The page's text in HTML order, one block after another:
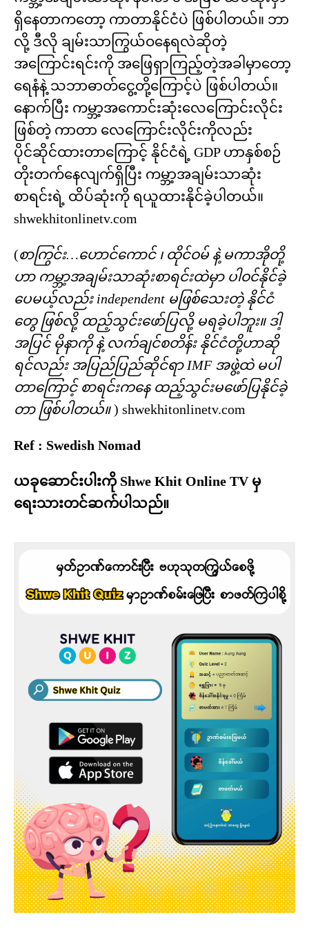
ရှိနေတာကတော့ ကာတာနိုင်ငံပဲ ဖြစ်ပါတယ်။ ဘာ
လို့ ဒီလို ချမ်းသာကြွယ်ဝနေရလဲဆိုတဲ့
အကြောင်းရင်းကို အဖြေရှာကြည့်တဲ့အခါမှာတော့
ရေနံနဲ့ သဘာဓာတ်ငွေ့တို့ကြောင့်ပဲ ဖြစ်ပါတယ်။
နောက်ပြီး ကမ္ဘာ့အကောင်းဆုံးလေကြောင်းလိုင်း
ဖြစ်တဲ့ ကာတာ လေကြောင်းလိုင်းကိုလည်း
ပိုင်ဆိုင်ထားတာကြောင့် နိုင်ငံရဲ့ GDP ဟာနှစ်စဉ်
တိုးတက်နေလျက်ရှိပြီး ကမ္ဘာ့အချမ်းသာဆုံး
စာရင်းရဲ့ ထိပ်ဆုံးကို ရယူထားနိုင်ခဲ့ပါတယ်။
shwekhitonlinetv.com
(စာကြွင်း…ဟောင်ကောင် ၊ ထိုင်ဝမ် နဲ့ မကာအိုတို့
ဟာ ကမ္ဘာ့အချမ်းသာဆုံးစာရင်းထဲမှာ ပါဝင်နိုင်ခဲ့
ပေမယ့်လည်း independent မဖြစ်သေးတဲ့ နိုင်ငံ
တွေ ဖြစ်လို့ ထည့်သွင်းဖော်ပြလို့ မရခဲ့ပါဘူး။ ဒါ့
အပြင် မိုနာကို နဲ့ လက်ချင်စတိန်း နိုင်ငံတို့ဟာဆို
ရင်လည်း အပြည်ပြည်ဆိုင်ရာ IMF အဖွဲ့ထဲ မပါ
တာကြောင့် စာရင်းကနေ ထည့်သွင်းမဖော်ပြနိုင်ခဲ့
တာ ဖြစ်ပါတယ်။) shwekhitonlinetv.com
Ref : Swedish Nomad
ယခုဆောင်းပါးကို Shwe Khit Online TV မှ
ရေးသားတင်ဆက်ပါသည်။